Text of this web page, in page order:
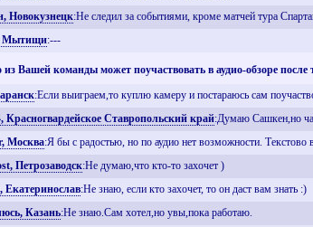
Новокузнецк:Не следил за событиями, кроме матчей тура
:---
из Вашей команды может поучаствовать в аудио-обзоре после
:Если выиграем,то куплю камеру и постараюсь сам
Красногвардейское Ставропольский край:Думаю Сашкен,но
Москва:Я бы с радостью, но по аудио нет возможности. Текстово
Петрозаводск:Не думаю,что кто-то захочет )
Екатеринослав:Не знаю, если кто захочет, то он даст вам знать :)
Казань:Не знаю.Сам хотел,но увы,пока работаю.